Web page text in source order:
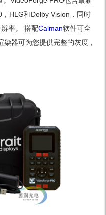
HLG和Dolby Vision，同时
率。 搭配Calman软件可全
染器可为您提供完整的灰度，